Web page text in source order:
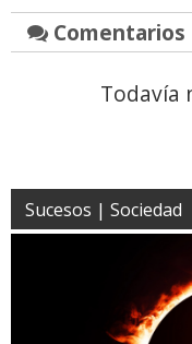
Comentarios
Todavía
Sucesos | Sociedad